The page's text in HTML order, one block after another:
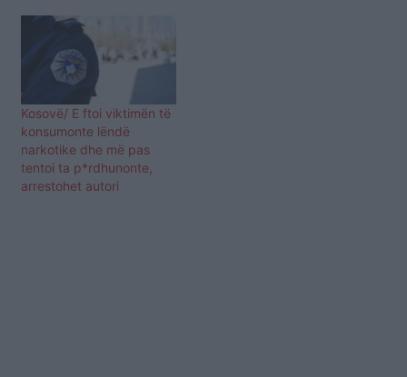
Kosovë/ E ftoi viktimën të
konsumonte lëndë
narkotike dhe më pas
tentoi ta p*rdhunonte,
arrestohet autori